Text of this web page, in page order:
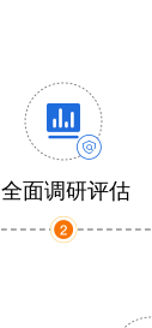
全面调研评估